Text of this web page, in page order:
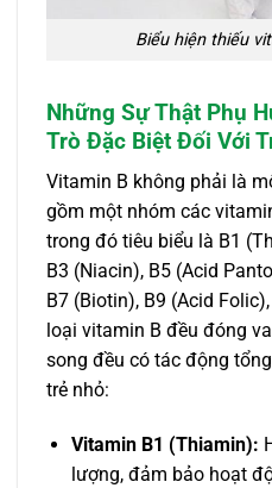
Biểu hiện thiếu
Những Sự Thật Phụ
Trò Đặc Biệt Đối Với
Vitamin B không phải là
gồm một nhóm các
trong đó tiêu biểu là B1
B3 (Niacin), B5 (Acid
B7 (Biotin), B9 (Acid
loại vitamin B đều đóng
song đều có tác động
trẻ nhỏ:
Vitamin B1 (Thiamin):
lượng, đảm bảo hoạt